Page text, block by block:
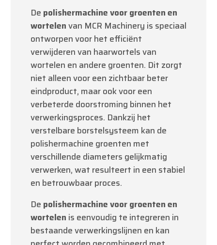
De polishermachine voor groenten en
wortelenvan MCR Machinery is speciaal
ontworpen voor het efficiënt
verwijderen van haarwortels van
wortelen en andere groenten. Dit zorgt
niet alleen voor een zichtbaar beter
eindproduct, maar ook voor een
verbeterde doorstroming binnen het
verwerkingsproces. Dankzij het
verstelbare borstelsysteem kan de
polishermachine groenten met
verschillende diameters gelijkmatig
verwerken, wat resulteert in een stabiel
en betrouwbaar proces.
De polishermachine voor groenten en
wortelen is eenvoudig te integreren in
bestaande verwerkingslijnen en kan